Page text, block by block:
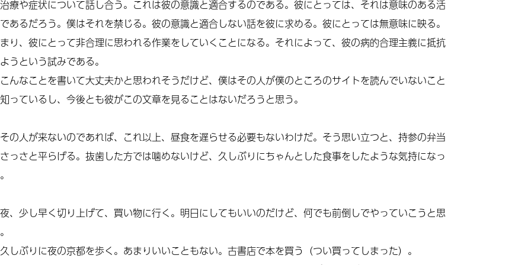
療や症状について話し合う。これは彼の意識と適合するのである。彼にとっては、それは意味のある活
あるだろう。僕はそれを禁じる。彼の意識と適合しない話を彼に求める。彼にとっては無意味に映る。
り、彼にとって非合理に思われる作業をしていくことになる。それによって、彼の病的合理主義に抵抗
うという試みである。
んなことを書いて大丈夫かと思われそうだけど、僕はその人が僕のところのサイトを読んでいないこと
っているし、今後とも彼がこの文章を見ることはないだろうと思う。
の人が来ないのであれば、これ以上、昼食を遅らせる必要もないわけだ。そう思い立つと、持参の弁当
っさと平らげる。抜歯した方では噛めないけど、久しぶりにちゃんとした食事をしたような気持になっ
、少し早く切り上げて、買い物に行く。明日にしてもいいのだけど、何でも前倒しでやっていこうと思
しぶりに夜の京都を歩く。あまりいいこともない。古書店で本を買う（つい買ってしまった）。